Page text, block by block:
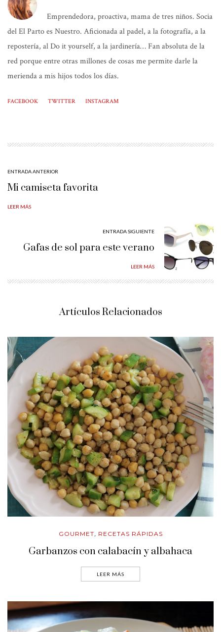
Emprendedora, proactiva, mama de tres niños. Socia
del El Parto es Nuestro. Aficionada al padel, a la fotografía, a la
repostería, al Do it yourself, a la jardinería… Fan absoluta de la
red porque entre otras millones de cosas me permite darle la
merienda a mis hijos todos los días.
FACEBOOK TWITTER INSTAGRAM
ENTRADA ANTERIOR
Mi camiseta favorita
LEER MÁS
ENTRADA SIGUIENTE
Gafas de sol para este verano
LEER MÁS
Artículos Relacionados
GOURMET, RECETAS RÁPIDAS
Garbanzos con calabacín y albahaca
LEER MÁS